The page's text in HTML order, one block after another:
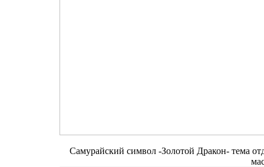
Самурайский символ -Золотой Дракон- тема